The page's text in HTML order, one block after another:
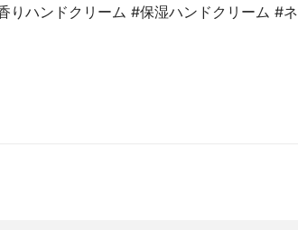
りハンドクリーム #保湿ハンドクリーム #ネ